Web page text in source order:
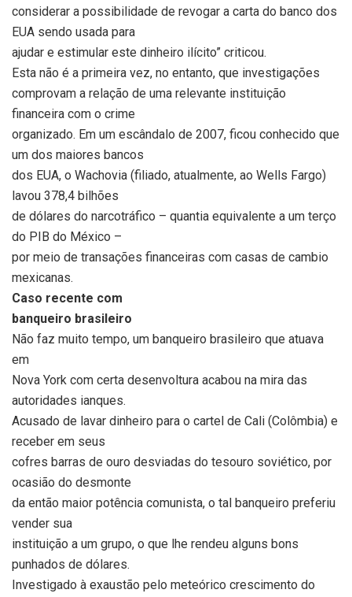
considerar a possibilidade de revogar a carta do banco dos
EUA sendo usada para
ajudar e estimular este dinheiro ilícito” criticou.
Esta não é a primeira vez, no entanto, que investigações
comprovam a relação de uma relevante instituição
financeira com o crime
organizado. Em um escândalo de 2007, ficou conhecido que
um dos maiores bancos
dos EUA, o Wachovia (filiado, atualmente, ao Wells Fargo)
lavou 378,4 bilhões
de dólares do narcotráfico – quantia equivalente a um terço
do PIB do México –
por meio de transações financeiras com casas de cambio
mexicanas.
Caso recente com
banqueiro brasileiro
Não faz muito tempo, um banqueiro brasileiro que atuava
em
Nova York com certa desenvoltura acabou na mira das
autoridades ianques.
Acusado de lavar dinheiro para o cartel de Cali (Colômbia) e
receber em seus
cofres barras de ouro desviadas do tesouro soviético, por
ocasião do desmonte
da então maior potência comunista, o tal banqueiro preferiu
vender sua
instituição a um grupo, o que lhe rendeu alguns bons
punhados de dólares.
Investigado à exaustão pelo meteórico crescimento do